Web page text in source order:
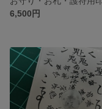
6,500円